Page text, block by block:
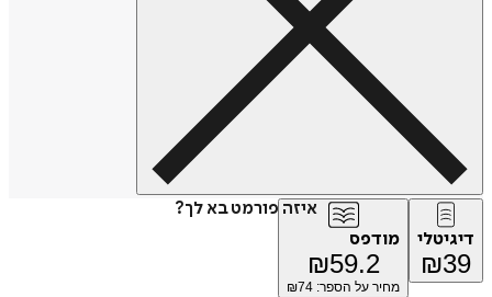
איזה פורמט בא לך?
דיגיטלי
₪39
מודפס
₪59.2
מחיר על הספר: ₪ 74